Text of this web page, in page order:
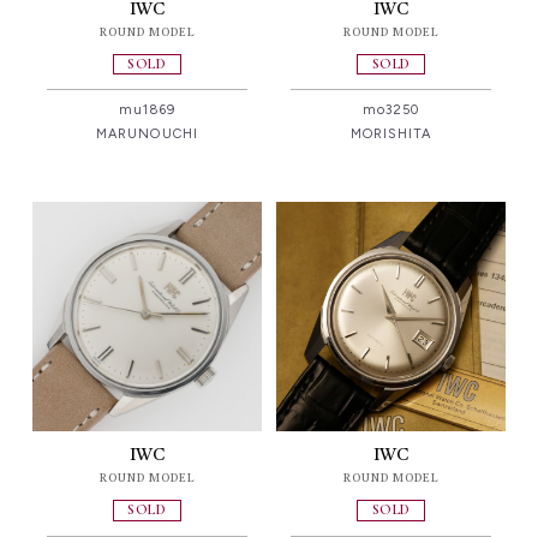
IWC
ROUND MODEL
SOLD
mu1869
MARUNOUCHI
IWC
ROUND MODEL
SOLD
mo3250
MORISHITA
IWC
ROUND MODEL
SOLD
IWC
ROUND MODEL
SOLD